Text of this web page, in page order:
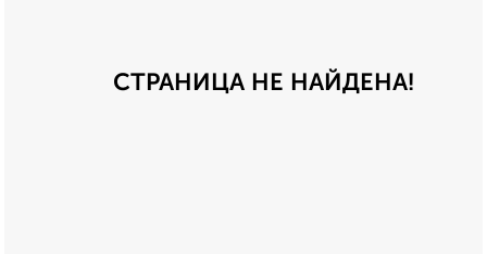
СТРАНИЦА НЕ НАЙДЕНА!